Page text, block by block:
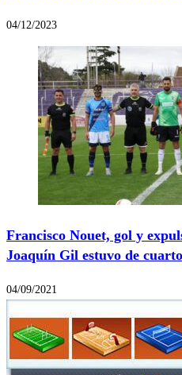
04/12/2023
Francisco Nouet, gol y
Joaquín Gil estuvo de
04/09/2021